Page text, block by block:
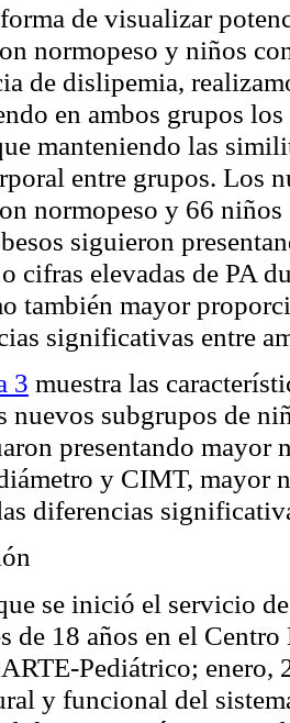
de visualizar
normopeso y niños
de dislipemia,
en ambos grupos
manteniendo las
entre grupos. Los
normopeso y 66 niños
siguieron
cifras elevadas de PA
también mayor
significativas entre
3 muestra las
nuevos subgrupos de
presentando mayor
y CIMT, mayor
diferencias
se inició el servicio
de 18 años en el
-Pediátrico; enero,
y funcional del